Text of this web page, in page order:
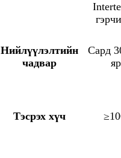
Нийлүүлэлтийн
чадвар
Сард
Тэсрэх хүч